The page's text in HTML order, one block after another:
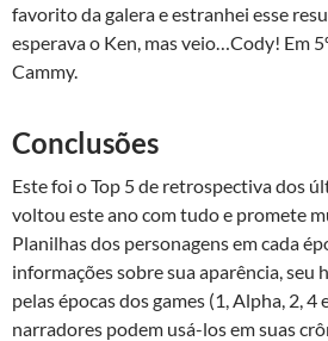
favorito da galera e estranhei esse
esperava o Ken, mas veio…Cody! Em
Cammy.
Conclusões
Este foi o Top 5 de retrospectiva dos
voltou este ano com tudo e promete
Planilhas dos personagens em cada
informações sobre sua aparência, seu
pelas épocas dos games (1, Alpha, 2, 4
narradores podem usá-los em suas